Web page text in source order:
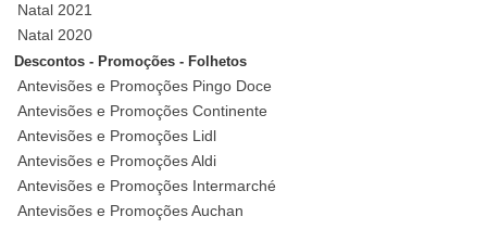
Natal 2021
Natal 2020
Descontos - Promoções - Folhetos
Antevisões e Promoções Pingo Doce
Antevisões e Promoções Continente
Antevisões e Promoções Lidl
Antevisões e Promoções Aldi
Antevisões e Promoções Intermarché
Antevisões e Promoções Auchan